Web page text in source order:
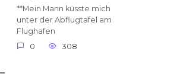
**Mein Mann küsste mich
unter der Abflugtafel am
Flughafen
0
308